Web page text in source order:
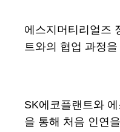
에스지머티리얼즈
트와의 협업 과정
SK에코플랜트와
을 통해 처음 인연